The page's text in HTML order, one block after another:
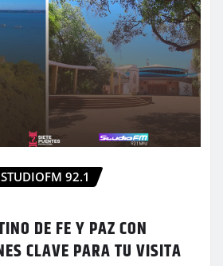
STUDIOFM 92.1
DE FE Y PAZ CON
CLAVE PARA TU VISITA